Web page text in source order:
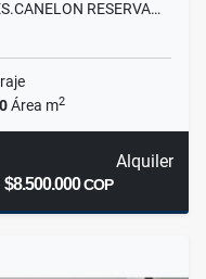
RESERVA…
Área m2
Alquiler
$8.500.000COP